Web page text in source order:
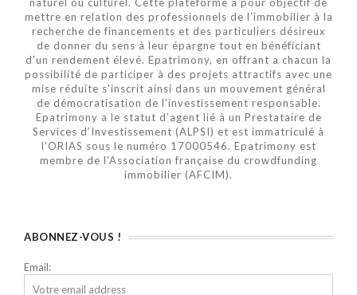
mettre en relation des professionnels de l’immobilier à la
recherche de financements et des particuliers désireux
de donner du sens à leur épargne tout en bénéficiant
d'un rendement élevé. Epatrimony, en offrant a chacun la
possibilité de participer à des projets attractifs avec une
mise réduite s'inscrit ainsi dans un mouvement général
de démocratisation de l'investissement responsable.
Epatrimony a le statut d’agent lié à un Prestataire de
Services d’Investissement (ALPSI) et est immatriculé à
l’ORIAS sous le numéro 17000546. Epatrimony est
membre de l'Association française du crowdfunding
immobilier (AFCIM).
ABONNEZ-VOUS !
Email: